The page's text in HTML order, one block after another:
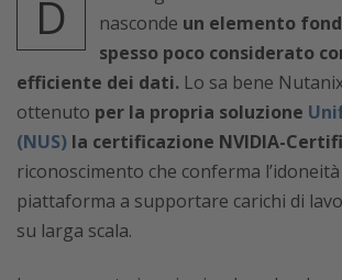
D
nasconde un elemento
spesso poco considerato
efficiente dei dati. Lo sa bene
ottenuto per la propria soluzione
(NUS) la certificazione NVIDIA-
riconoscimento che conferma
piattaforma a supportare carichi di
su larga scala.